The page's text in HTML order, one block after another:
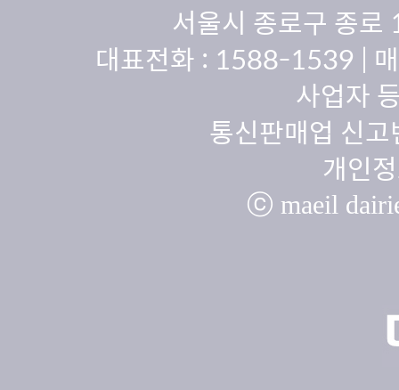
서울시 종로구 종
대표전화 : 1588-1539 |
사업자
통신판매업 신
개인
ⓒ maeil